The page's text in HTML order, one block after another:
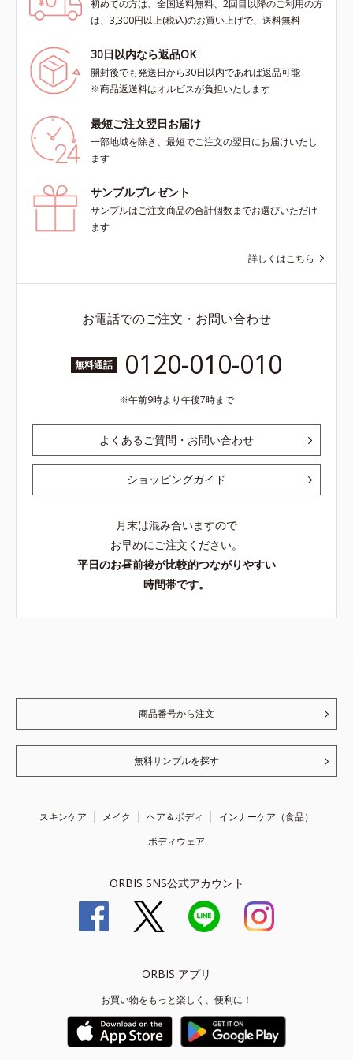
初めての方は、全国送料無料、2回目以降のご利用の方
は、3,300円以上(税込)のお買い上げで、送料無料
30日以内なら返品OK
開封後でも発送日から30日以内であれば返品可能
※商品返送料はオルビスが負担いたします
最短ご注文翌日お届け
一部地域を除き、最短でご注文の翌日にお届けいたし
ます
サンプルプレゼント
サンプルはご注文商品の合計個数までお選びいただけ
ます
詳しくはこちら
お電話でのご注文・お問い合わせ
無料通話 0120-010-010
午前9時より午後7時まで
よくあるご質問・お問い合わせ
ショッピングガイド
月末は混み合いますので
お早めにご注文ください。
平日のお昼前後が比較的つながりやすい
時間帯です。
商品番号から注文
無料サンプルを探す
スキンケア メイク ヘア＆ボディ
インナーケア（食品）
ボディウェア
ORBIS SNS公式アカウント
ORBIS アプリ
お買い物をもっと楽しく、便利に！